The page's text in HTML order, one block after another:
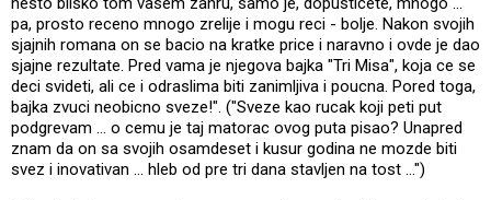
pa, prosto receno mnogo zrelije i mogu reci - bolje. Nakon svojih
sjajnih romana on se bacio na kratke price i naravno i ovde je dao
sjajne rezultate. Pred vama je njegova bajka "Tri Misa", koja ce se
deci svideti, ali ce i odraslima biti zanimljiva i poucna. Pored toga,
bajka zvuci neobicno sveze!". ("Sveze kao rucak koji peti put
podgrevam ... o cemu je taj matorac ovog puta pisao? Unapred
znam da on sa svojih osamdeset i kusur godina ne mozde biti
svez i inovativan ... hleb od pre tri dana stavljen na tost ...")